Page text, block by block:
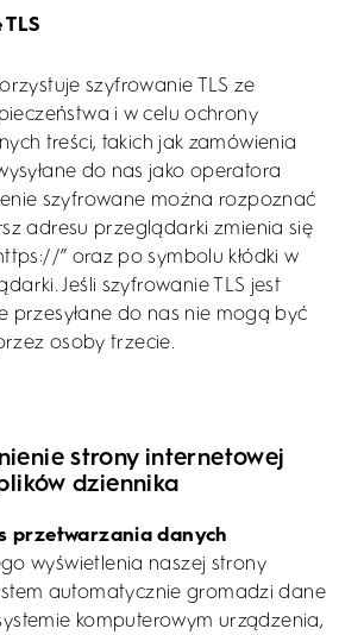
szyfrowanie TLS ze
i w celu ochrony
treści, takich jak zamówienia
do nas jako operatora
szyfrowane można rozpoznać
adresu przeglądarki zmienia się
” oraz po symbolu kłódki w
Jeśli szyfrowanie TLS jest
przesyłane do nas nie mogą być
osoby trzecie.
strony internetowej
dziennika
przetwarzania danych
wyświetlenia naszej strony
automatycznie gromadzi dane
komputerowym urządzenia,